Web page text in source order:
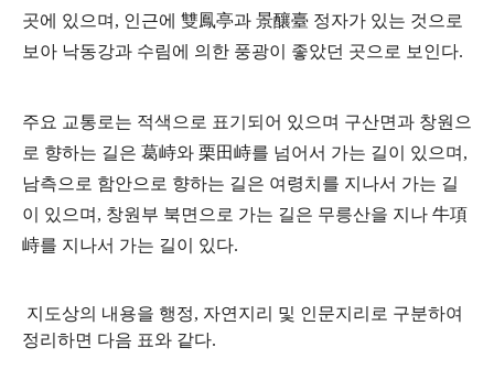
곳에 있으며, 인근에 雙鳳亭과 景釀臺 정자가 있는 것으로
보아 낙동강과 수림에 의한 풍광이 좋았던 곳으로 보인다.
주요 교통로는 적색으로 표기되어 있으며 구산면과 창원으
로 향하는 길은 葛峙와 栗田峙를 넘어서 가는 길이 있으며,
남측으로 함안으로 향하는 길은 여령치를 지나서 가는 길
이 있으며, 창원부 북면으로 가는 길은 무릉산을 지나 牛項
峙를 지나서 가는 길이 있다.
지도상의 내용을 행정, 자연지리 및 인문지리로 구분하여
정리하면 다음 표와 같다.